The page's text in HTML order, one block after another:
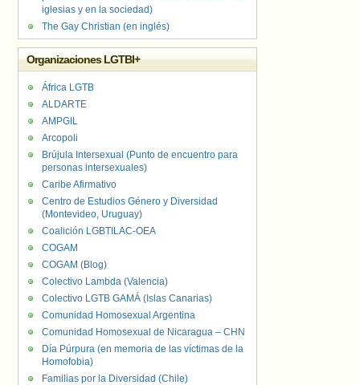
iglesias y en la sociedad)
The Gay Christian (en inglés)
Organizaciones LGTBI+
África LGTB
ALDARTE
AMPGIL
Arcopoli
Brújula Intersexual (Punto de encuentro para
personas intersexuales)
Caribe Afirmativo
Centro de Estudios Género y Diversidad
(Montevideo, Uruguay)
Coalición LGBTILAC-OEA
COGAM
COGAM (Blog)
Colectivo Lambda (Valencia)
Colectivo LGTB GAMÁ (Islas Canarias)
Comunidad Homosexual Argentina
Comunidad Homosexual de Nicaragua – CHN
Día Púrpura (en memoria de las víctimas de la
Homofobia)
Familias por la Diversidad (Chile)